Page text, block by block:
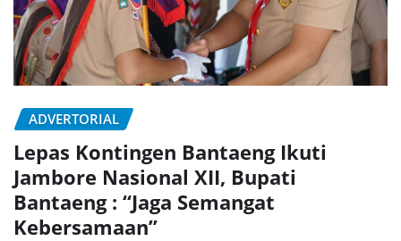
ADVERTORIAL
Lepas Kontingen Bantaeng Ikuti
Jambore Nasional XII, Bupati
Bantaeng : “Jaga Semangat
Kebersamaan”